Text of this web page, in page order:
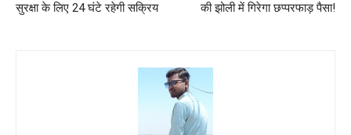
सुरक्षा के लिए 24 घंटे रहेगी सक्रिय
की झोली में गिरेगा छप्परफाड़ पैसा!